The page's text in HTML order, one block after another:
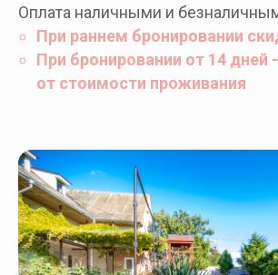
Оплата наличными и
При раннем бронировании
При бронировании от 14 дней
от стоимости проживания